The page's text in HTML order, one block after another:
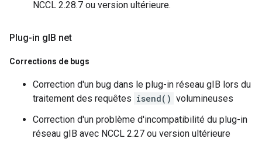
NCCL 2.28.7 ou version ultérieure.
Plug-in gIB net
Corrections de bugs
Correction d'un bug dans le plug-in réseau gIB lors du
traitement des requêtes isend() volumineuses
Correction d'un problème d'incompatibilité du plug-in
réseau gIB avec NCCL 2.27 ou version ultérieure